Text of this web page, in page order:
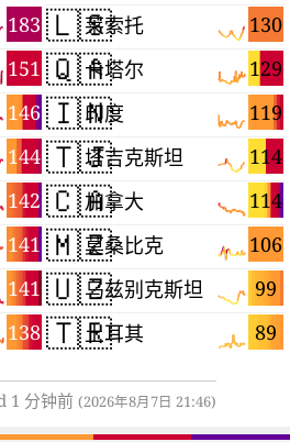
183
151
146
144
142
141
141
138
🇱🇸 130
莱索托
🇶🇦 129
卡塔尔
🇮🇳 119
印度
🇹🇯 114
塔吉克斯坦
🇨🇦 114
加拿大
🇲🇿 106
莫桑比克
🇺🇿 99
乌兹别克斯坦
🇹🇷 89
土耳其
1 分钟前 (2026年8月7日 21:46)